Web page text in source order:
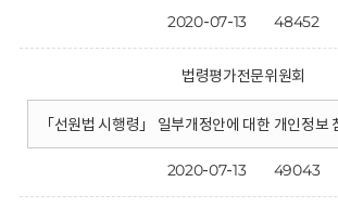
2020-07-13 48452
법령평가전문위원회
「선원법 시행령」 일부개정안에 대한 개인정보
2020-07-13 49043